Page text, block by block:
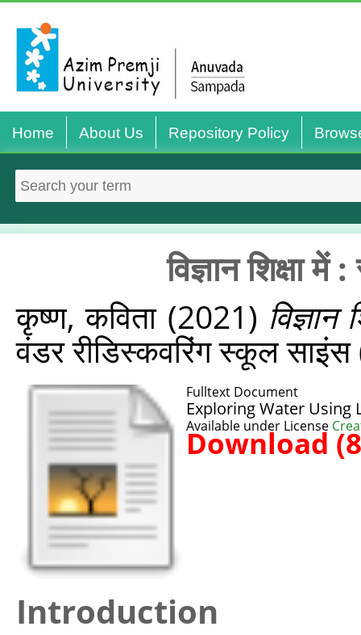
Home About Us Repository Policy
विज्ञान शिक्षा
कृष्ण, कविता(2021)
वंडर रीडिस्‍कवरिंग स्‍कूल
Fulltext Document
Exploring Water Using
Available under License
Download
Introduction